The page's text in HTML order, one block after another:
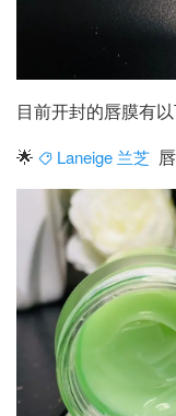
目前开封的唇膜有以
🌟
Laneige 兰芝